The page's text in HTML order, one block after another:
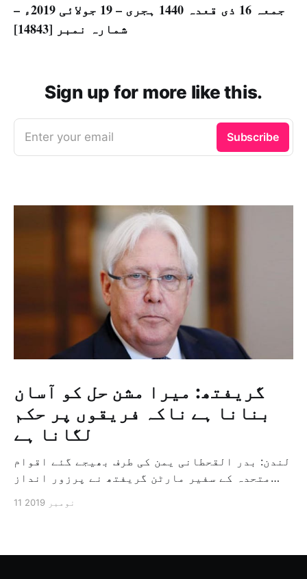
جمعہ 16 ذی قعدہ 1440 ہجری – 19 جولائی 2019ء –
شمارہ نمبر [14843]
Sign up for more like this.
Enter your email Subscribe
گریفتھ: میرا مشن حل کو آسان
بنانا ہے ناکہ فریقوں پر حکم
لگانا ہے
لندن: بدر القحطانی یمن کی طرف بھیجے گئے اقوام
متحدہ کے سفیر مارٹن گریفتھ نے پرزور انداز
ثالثی اور اس کشمکش کی حدبندی کرنے کے لئے ایک
11 نومبر 2019